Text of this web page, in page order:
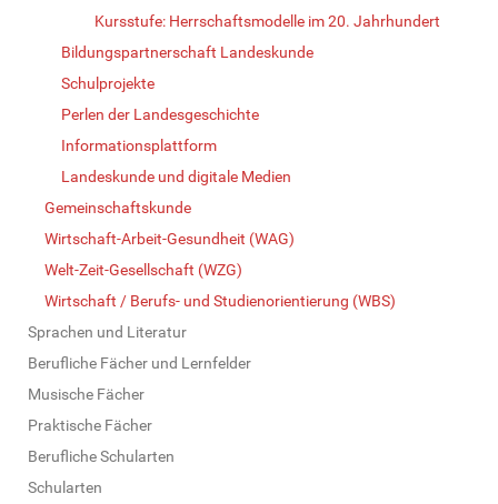
Kursstufe: Herrschaftsmodelle im 20. Jahrhundert
Bildungspartnerschaft Landeskunde
Schulprojekte
Perlen der Landesgeschichte
Informationsplattform
Landeskunde und digitale Medien
Gemeinschaftskunde
Wirtschaft-Arbeit-Gesundheit (WAG)
Welt-Zeit-Gesellschaft (WZG)
Wirtschaft / Berufs- und Studienorientierung (WBS)
Sprachen und Literatur
Berufliche Fächer und Lernfelder
Musische Fächer
Praktische Fächer
Berufliche Schularten
Schularten